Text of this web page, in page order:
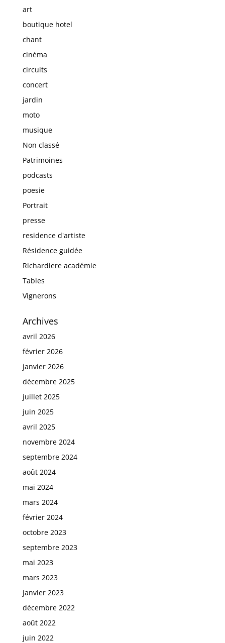
art
boutique hotel
chant
cinéma
circuits
concert
jardin
moto
musique
Non classé
Patrimoines
podcasts
poesie
Portrait
presse
residence d'artiste
Résidence guidée
Richardiere académie
Tables
Vignerons
Archives
avril 2026
février 2026
janvier 2026
décembre 2025
juillet 2025
juin 2025
avril 2025
novembre 2024
septembre 2024
août 2024
mai 2024
mars 2024
février 2024
octobre 2023
septembre 2023
mai 2023
mars 2023
janvier 2023
décembre 2022
août 2022
juin 2022